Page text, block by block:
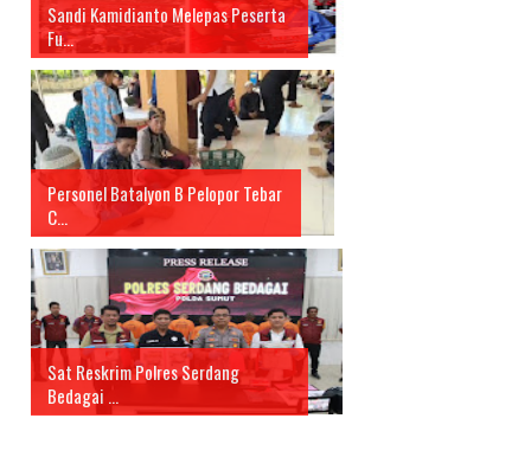
Sandi Kamidianto Melepas Peserta
Fu...
Personel Batalyon B Pelopor Tebar
C...
Sat Reskrim Polres Serdang
Bedagai ...